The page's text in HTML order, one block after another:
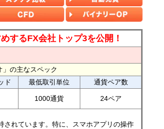
するFX会社トップ3を公開！
の主なスペック
ド 最低取引単位
通貨ペア数
1000通貨 24ペア
されています。特に、スマホアプリの操作